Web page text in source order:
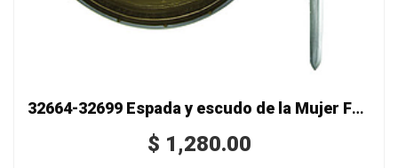
32664-32699 Espada y escudo de la Mujer Fabulosa
$ 1,280.00